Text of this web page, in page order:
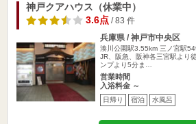
神戸クアハウス（休業中）
3.6点/ 83 件
兵庫県 / 神戸市中央区
湊川公園駅3.55km 三ノ宮駅
JR、阪急、阪神各三宮駅より
ンプより5分ま…
営業時間
入浴料金 ～
日帰り 宿泊 水風呂